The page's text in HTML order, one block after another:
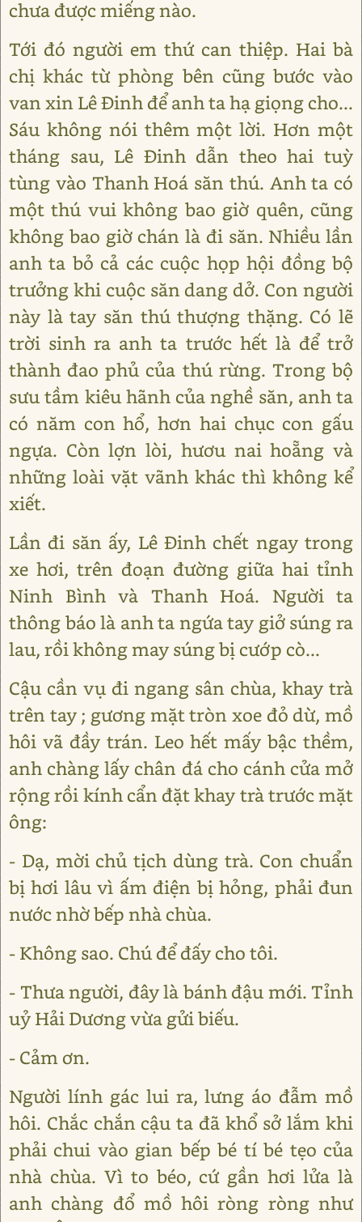
chưa được miếng nào.
Tới đó người em thứ can thiệp. Hai bà
chị khác từ phòng bên cũng bước vào
van xin Lê Đinh để anh ta hạ giọng cho...
Sáu không nói thêm một lời. Hơn một
tháng sau, Lê Đinh dẫn theo hai tuỳ
tùng vào Thanh Hoá săn thú. Anh ta có
một thú vui không bao giờ quên, cũng
không bao giờ chán là đi săn. Nhiều lần
anh ta bỏ cả các cuộc họp hội đồng bộ
trưởng khi cuộc săn dang dở. Con người
này là tay săn thú thượng thặng. Có lẽ
trời sinh ra anh ta trước hết là để trở
thành đao phủ của thú rừng. Trong bộ
sưu tầm kiêu hãnh của nghề săn, anh ta
có năm con hổ, hơn hai chục con gấu
ngựa. Còn lợn lòi, hươu nai hoẵng và
những loài vặt vãnh khác thì không kể
xiết.
Lần đi săn ấy, Lê Đinh chết ngay trong
xe hơi, trên đoạn đường giữa hai tỉnh
Ninh Bình và Thanh Hoá. Người ta
thông báo là anh ta ngứa tay giở súng ra
lau, rồi không may súng bị cướp cò...
Cậu cần vụ đi ngang sân chùa, khay trà
trên tay ; gương mặt tròn xoe đỏ dừ, mồ
hôi vã đầy trán. Leo hết mấy bậc thềm,
anh chàng lấy chân đá cho cánh cửa mở
rộng rồi kính cẩn đặt khay trà trước mặt
ông:
- Dạ, mời chủ tịch dùng trà. Con chuẩn
bị hơi lâu vì ấm điện bị hỏng, phải đun
nước nhờ bếp nhà chùa.
- Không sao. Chú để đấy cho tôi.
- Thưa người, đây là bánh đậu mới. Tỉnh
uỷ Hải Dương vừa gửi biếu.
- Cảm ơn.
Người lính gác lui ra, lưng áo đẫm mồ
hôi. Chắc chắn cậu ta đã khổ sở lắm khi
phải chui vào gian bếp bé tí bé tẹo của
nhà chùa. Vì to béo, cứ gần hơi lửa là
anh chàng đổ mồ hôi ròng ròng như